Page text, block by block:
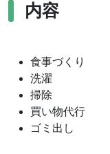
内容
食事づくり
洗濯
掃除
買い物代行
ゴミ出し